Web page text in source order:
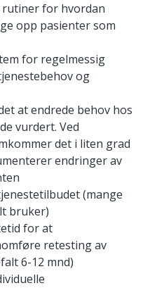
for hvordan
opp pasienter som
for regelmessig
og
at endrede behov hos
vurdert. Ved
det i liten grad
endringer av
(mange
bruker)
for at
retesting av
6-12 mnd)